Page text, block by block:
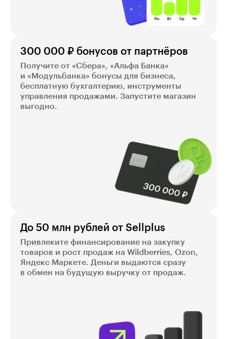
300 000 ₽ бонусов от партнёров
Получите от «Сбера», «Альфа Банка»
и «Модульбанка» бонусы для бизнеса,
бесплатную бухгалтерию, инструменты
управления продажами. Запустите магазин
выгодно.
До 50 млн рублей от Sellplus
Привлеките финансирование на закупку
товаров и рост продаж на Wildberries, Ozon,
Яндекс Маркете. Деньги выдаются сразу
в обмен на будущую выручку от продаж.